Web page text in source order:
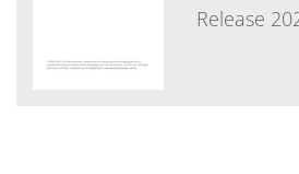
Release